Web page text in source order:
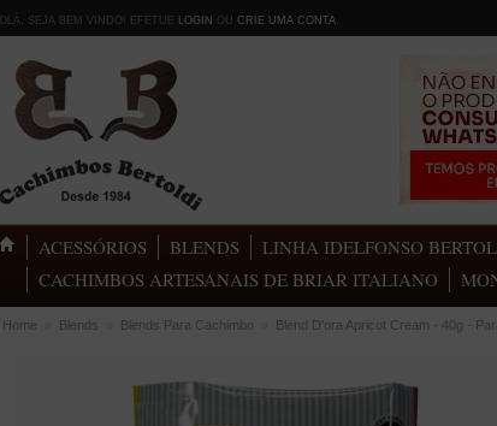
OLÁ, SEJA BEM VINDO! EFETUE LOGIN OU CRIE UMA CONTA.
ACESSÓRIOS BLENDS LINHA IDELFONSO
CACHIMBOS ARTESANAIS DE BRIAR ITALIANO
Home Blends Blends Para Cachimbo Blend D'ora Apricot Cream - 40g -